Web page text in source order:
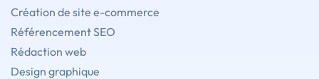
Création de site e-commerce
Référencement SEO
Rédaction web
Design graphique